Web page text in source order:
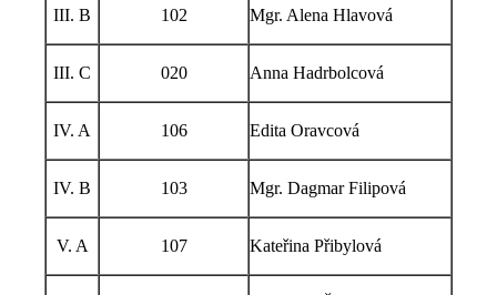
III. B 102 Mgr. Alena Hlavová
III. C 020 Anna Hadrbolcová
IV. A 106 Edita Oravcová
IV. B 103 Mgr. Dagmar Filipová
V. A 107 Kateřina Přibylová